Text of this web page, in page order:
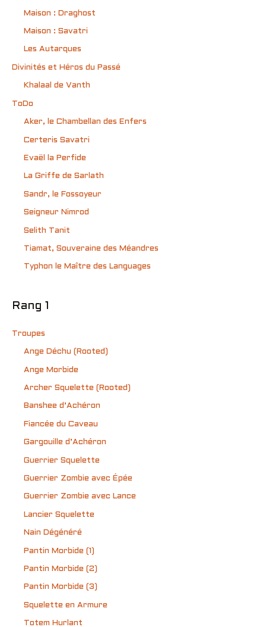
Maison : Draghost
Maison : Savatri
Les Autarques
Divinités et Héros du Passé
Khalaal de Vanth
ToDo
Aker, le Chambellan des Enfers
Certeris Savatri
Evaël la Perfide
La Griffe de Sarlath
Sandr, le Fossoyeur
Seigneur Nimrod
Selith Tanit
Tiamat, Souveraine des Méandres
Typhon le Maître des Languages
Rang 1
Troupes
Ange Déchu (Rooted)
Ange Morbide
Archer Squelette (Rooted)
Banshee d’Achéron
Fiancée du Caveau
Gargouille d’Achéron
Guerrier Squelette
Guerrier Zombie avec Épée
Guerrier Zombie avec Lance
Lancier Squelette
Nain Dégénéré
Pantin Morbide (1)
Pantin Morbide (2)
Pantin Morbide (3)
Squelette en Armure
Totem Hurlant